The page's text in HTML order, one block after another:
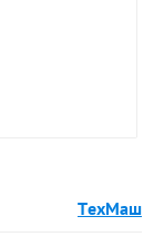
ТехМаш